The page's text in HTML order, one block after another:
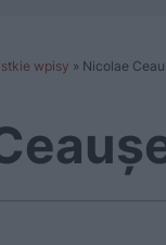
wpisy » Nicolae